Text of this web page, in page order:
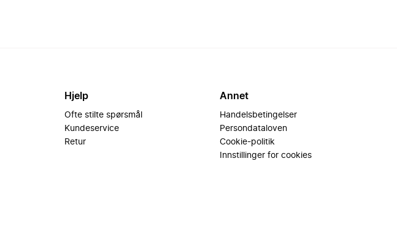
Hjelp
Ofte stilte spørsmål
Kundeservice
Retur
Annet
Handelsbetingelser
Persondataloven
Cookie-politik
Innstillinger for cookies